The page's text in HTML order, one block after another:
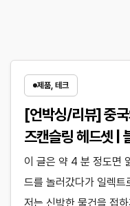
제품, 테크
[언박싱/리뷰] 중
즈캔슬링 헤드셋 |
이 글은 약 4 분 정도면
드를 놀러갔다가 일렉트
저는 신박한 물건을 접